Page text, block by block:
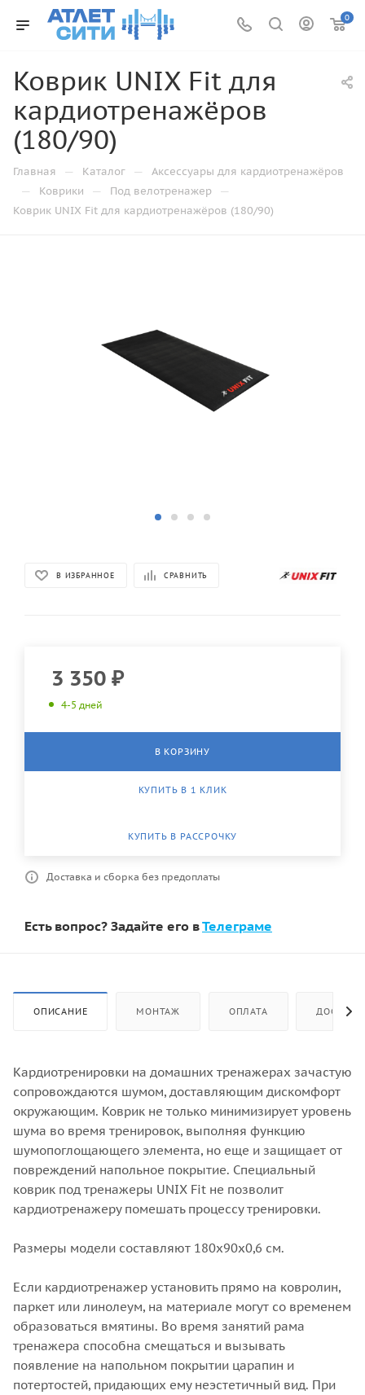
0
Коврик UNIX Fit для
кардиотренажёров
(180/90)
Главная — Каталог — Аксессуары для кардиотренажёров
— Коврики — Под велотренажер —
Коврик UNIX Fit для кардиотренажёров (180/90)
В ИЗБРАННОЕ СРАВНИТЬ
3 350 ₽
4-5 дней
В КОРЗИНУ
КУПИТЬ В 1 КЛИК
КУПИТЬ В РАССРОЧКУ
Доставка и сборка без предоплаты
Есть вопрос? Задайте его вТелеграме
ОПИСАНИЕ МОНТАЖ ОПЛАТА
Кардиотренировки на домашних тренажерах зачастую
сопровождаются шумом, доставляющим дискомфорт
окружающим. Коврик не только минимизирует уровень
шума во время тренировок, выполняя функцию
шумопоглощающего элемента, но еще и защищает от
повреждений напольное покрытие. Специальный
коврик под тренажеры UNIX Fit не позволит
кардиотренажеру помешать процессу тренировки.
Размеры модели составляют 180x90x0,6 см.
Если кардиотренажер установить прямо на ковролин,
паркет или линолеум, на материале могут со временем
образоваться вмятины. Во время занятий рама
тренажера способна смещаться и вызывать
появление на напольном покрытии царапин и
потертостей, придающих ему неэстетичный вид. При